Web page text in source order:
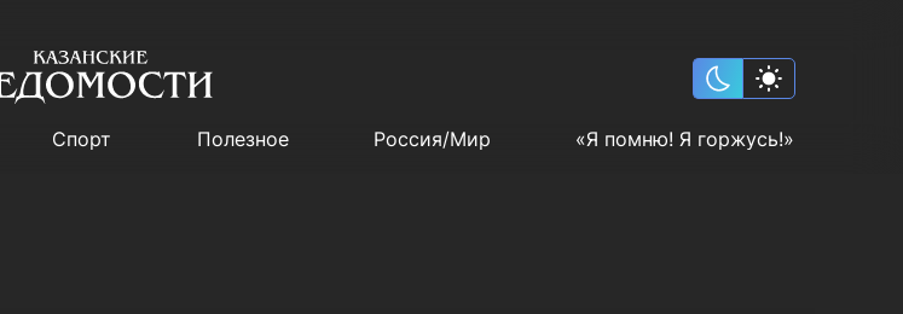
Спорт Полезное Россия/Мир «Я помню! Я горжусь!»